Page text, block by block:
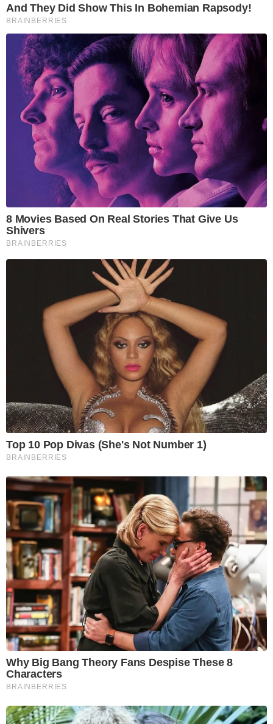
And They Did Show This In Bohemian Rapsody!
BRAINBERRIES
8 Movies Based On Real Stories That Give Us
Shivers
BRAINBERRIES
Top 10 Pop Divas (She's Not Number 1)
BRAINBERRIES
Why Big Bang Theory Fans Despise These 8
Characters
BRAINBERRIES